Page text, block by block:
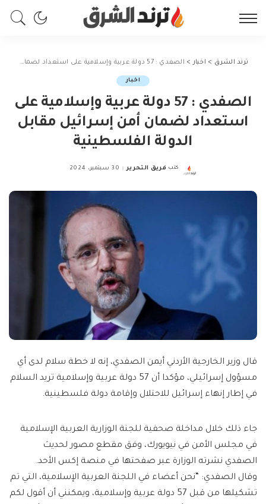
ترند الشرق > اخبار > الصفدي : 57 دولة عربية وإسلامية على استعداد لضمان أمن إسرائيل مقابل الدولة الفلسطينية
اخبار
الصفدي : 57 دولة عربية وإسلامية على
استعداد لضمان أمن إسرائيل مقابل
الدولة الفلسطينية
Posted
كتب فريق التحرير 30 سبتمبر، 2024
قال وزير الخارجية الأردني أيمن الصفدي، إنه لا خطة سلام لدى أي
مسؤول إسرائيلي، مؤكدا أن 57 دولة عربية وإسلامية تريد السلام
في إطار إنهاء إسرائيل للاحتلال وإقامة دولة فلسطينية.
جاء ذلك خلال مداخلة صحفية للجنة الوزارية العربية الإسلامية
في مجلس الأمن في نيويورك، وفق مقطع مصور لحديث
الصفدي نشرته الوزارة عبر صفحتها في منصة إكس الأحد.
وقال الصفدي: “نحن أعضاء في اللجنة العربية الإسلامية، التي تم
تشكيلها من قبل 57 دولة عربية وإسلامية، ويمكنني أن أقول لكم